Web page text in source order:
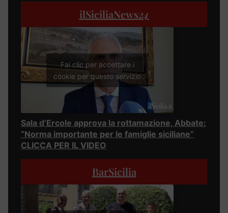
ilSiciliaNews24
Fai clic per accettare i
cookie per questo servizio
Sala d’Ercole approva la rottamazione, Abbate:
“Norma importante per le famiglie siciliane”
CLICCA PER IL VIDEO
BarSicilia